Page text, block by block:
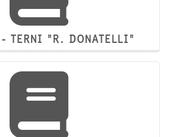
TERNI "R. DONATELLI"